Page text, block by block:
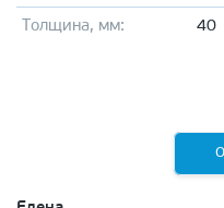
Толщина, мм: 40